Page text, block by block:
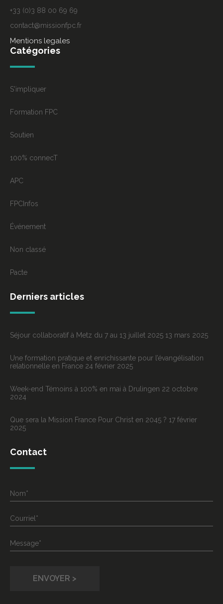
+33 (0)3 88 00 69 69
contact@missionfpc.fr
Mentions legales
Catégories
S'impliquer
Formation FPC
Soutien
100% connecT
APC
FPCInfos
Événement
Non classé
Pacte
Derniers articles
Séjour collaboratif à Metz du 7 au 13 juillet 2025 13 mars 2025
Une formation pratique et enrichissante pour l’évangélisation
relationnelle en France 24 février 2025
Week-end Témoins à 100% en mai à Drulingen 22 octobre
2024
Que sera la Mission France Pour Christ en 2045 ? 17 février
2025
Contact